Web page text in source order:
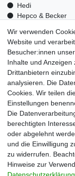
Hedi
Hepco & Becker
Optrel
Pressol
Telwin
Mehr über uns
Zahlungsarten
Versand
Kontakt
Unsere
Wir verwenden
Website und
Besucher:innen
Inhalte und
Drittanbietern
analysieren. Die
Cookies. Wir teilen
Einstellungen
Die
berechtigten
oder abgelehnt
und die Einwilligung
zu widerrufen.
Hinweise zur